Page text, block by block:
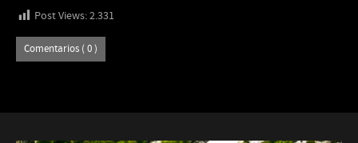
Post Views:2.331
Comentarios ( 0 )